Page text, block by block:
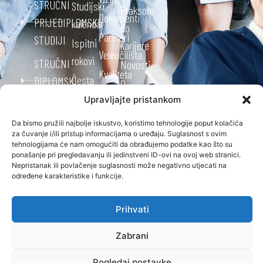
Upravljajte pristankom
Da bismo pružili najbolje iskustvo, koristimo tehnologije poput kolačića
za čuvanje i/ili pristup informacijama o uređaju. Suglasnost s ovim
tehnologijama će nam omogućiti da obrađujemo podatke kao što su
ponašanje pri pregledavanju ili jedinstveni ID-ovi na ovoj web stranici.
Nepristanak ili povlačenje suglasnosti može negativno utjecati na
određene karakteristike i funkcije.
Prihvati
Zabrani
STRUČNI
PRIJEDIPLOMSKI
STUDIJI
STRUČNI
DIPLOMSKI
OSTALO
ONLINE
STUDIRANJE
CJELOŽIVOTNO
OBRAZOVANJE
SURADNJA
Studijski
kalendar
Ispitni
rokovi
Česta
pitanja
Oglasna
ploča
Knjižnica
Ponuda
Dokumenti
Partneri
Veleučilišta
Kvaliteta
Studentski
Alumni
klub
Projekti
pristup
informacijama
Menadžment
Veleučilišta
Praksom
do
karijere
Novosti
O
nama
Kontakt
Kvaliteta